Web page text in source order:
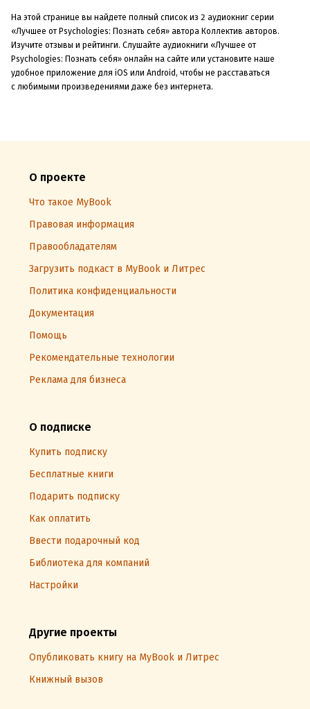
На этой странице вы найдете полный список из 2 аудиокниг серии
«Лучшее от Psychologies: Познать себя» автора Коллектив авторов.
Изучите отзывы и рейтинги. Слушайте аудиокниги «Лучшее от
Psychologies: Познать себя» онлайн на сайте или установите наше
удобное приложение для iOS или Android, чтобы не расставаться
с любимыми произведениями даже без интернета.
О проекте
Что такое MyBook
Правовая информация
Правообладателям
Загрузить подкаст в MyBook и Литрес
Политика конфиденциальности
Документация
Помощь
Рекомендательные технологии
Реклама для бизнеса
О подписке
Купить подписку
Бесплатные книги
Подарить подписку
Как оплатить
Ввести подарочный код
Библиотека для компаний
Настройки
Другие проекты
Опубликовать книгу на MyBook и Литрес
Книжный вызов